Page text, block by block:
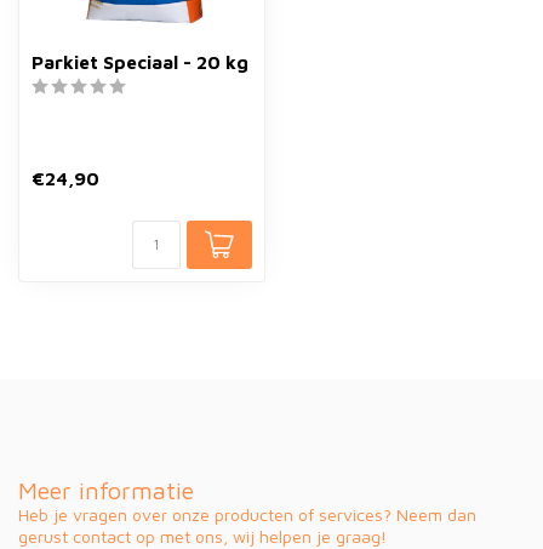
Parkiet Speciaal - 20 kg
€24,90
Meer informatie
Heb je vragen over onze producten of services? Neem dan
gerust contact op met ons, wij helpen je graag!